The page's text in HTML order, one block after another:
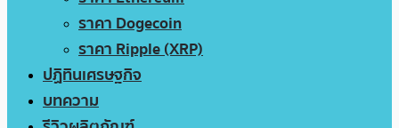
ราคา Dogecoin
ราคา Ripple (XRP)
ปฏิทินเศรษฐกิจ
บทความ